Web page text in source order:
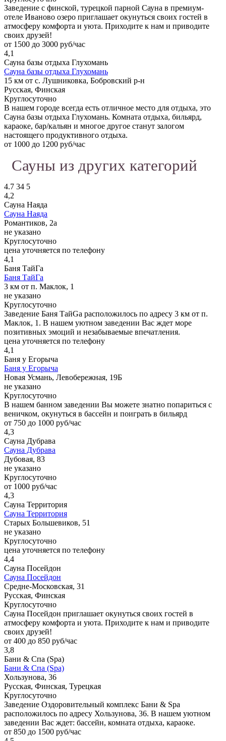
Заведение с финской, турецкой парной Сауна в премиум-
отеле Иваново озеро приглашает окунуться своих гостей в
атмосферу комфорта и уюта. Приходите к нам и приводите
своих друзей!
от 1500 до 3000 руб/час
4,1
Сауна базы отдыха Глухомань
Сауна базы отдыха Глухомань
15 км от с. Лушниковка, Бобровский р-н
Русская, Финская
Круглосуточно
В нашем городе всегда есть отличное место для отдыха, это
Сауна базы отдыха Глухомань. Комната отдыха, бильярд,
караоке, бар/кальян и многое другое станут залогом
настоящего продуктивного отдыха.
от 1000 до 1200 руб/час
Сауны из других категорий
4.7 34 5
4,2
Сауна Наяда
Сауна Наяда
Романтиков, 2а
не указано
Круглосуточно
цена уточняется по телефону
4,1
Баня ТайГа
Баня ТайГа
3 км от п. Маклок, 1
не указано
Круглосуточно
Заведение Баня ТайGa расположилось по адресу 3 км от п.
Маклок, 1. В нашем уютном заведении Вас ждет море
позитивных эмоций и незабываемые впечатления.
цена уточняется по телефону
4,1
Баня у Егорыча
Баня у Егорыча
Новая Усмань, Левобережная, 19Б
не указано
Круглосуточно
В нашем банном заведении Вы можете знатно попариться с
веничком, окунуться в бассейн и поиграть в бильярд
от 750 до 1000 руб/час
4,3
Сауна Дубрава
Сауна Дубрава
Дубовая, 83
не указано
Круглосуточно
от 1000 руб/час
4,3
Сауна Территория
Сауна Территория
Старых Большевиков, 51
не указано
Круглосуточно
цена уточняется по телефону
4,4
Сауна Посейдон
Сауна Посейдон
Средне-Московская, 31
Русская, Финская
Круглосуточно
Сауна Посейдон приглашает окунуться своих гостей в
атмосферу комфорта и уюта. Приходите к нам и приводите
своих друзей!
от 400 до 850 руб/час
3,8
Бани & Спа (Spa)
Бани & Спа (Spa)
Хользунова, 36
Русская, Финская, Турецкая
Круглосуточно
Заведение Оздоровительный комплекс Бани & Spa
расположилось по адресу Хользунова, 36. В нашем уютном
заведении Вас ждет: бассейн, комната отдыха, караоке.
от 850 до 1500 руб/час